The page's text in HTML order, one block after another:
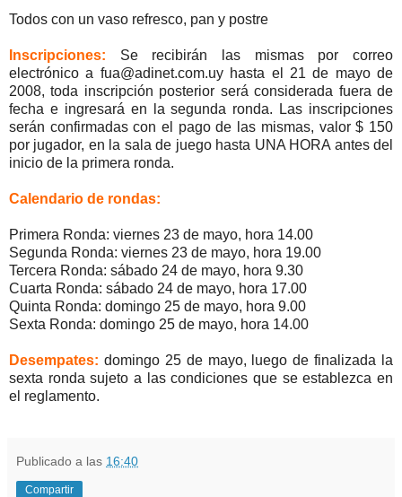
Todos con un vaso refresco, pan y postre
Inscripciones: Se recibirán las mismas por correo
electrónico a fua@adinet.com.uy hasta el 21 de mayo de
2008, toda inscripción posterior será considerada fuera de
fecha e ingresará en la segunda ronda. Las inscripciones
serán confirmadas con el pago de las mismas, valor $ 150
por jugador, en la sala de juego hasta UNA HORA antes del
inicio de la primera ronda.
Calendario de rondas:
Primera Ronda: viernes 23 de mayo, hora 14.00
Segunda Ronda: viernes 23 de mayo, hora 19.00
Tercera Ronda: sábado 24 de mayo, hora 9.30
Cuarta Ronda: sábado 24 de mayo, hora 17.00
Quinta Ronda: domingo 25 de mayo, hora 9.00
Sexta Ronda: domingo 25 de mayo, hora 14.00
Desempates: domingo 25 de mayo, luego de finalizada la
sexta ronda sujeto a las condiciones que se establezca en
el reglamento.
Publicado a las 16:40
Compartir